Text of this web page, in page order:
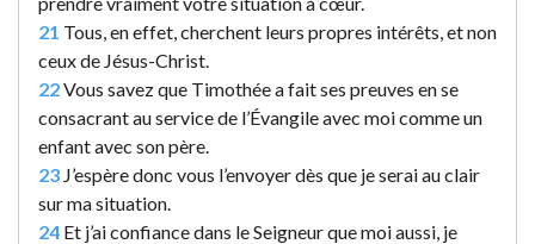
21 Tous, en effet, cherchent leurs propres intérêts, et non
ceux de Jésus-Christ.
22Vous savez que Timothée a fait ses preuves en se
consacrant au service de l’Évangile avec moi comme un
enfant avec son père.
23 J’espère donc vous l’envoyer dès que je serai au clair
sur ma situation.
24 Et j’ai confiance dans le Seigneur que moi aussi, je